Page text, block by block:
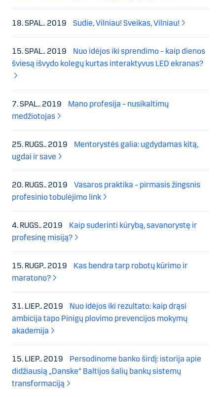
18. SPAL.. 2019 Sudie, Vilniau! Sveikas, Vilniau!
15. SPAL.. 2019
Nuo idėjos iki sprendimo – kaip dienos
šviesą išvydo kolegų kurtas interaktyvus LED ekranas?
7. SPAL.. 2019
Mano profesija – nusikaltimų
medžiotojas
25. RUGS.. 2019
Mentorystės galia: ugdydamas kitą,
ugdai ir save
20. RUGS.. 2019
Vasaros praktika – pirmasis žingsnis
profesinio tobulėjimo link
4. RUGS.. 2019
Kaip suderinti kūrybą, savanorystę ir
profesinę misiją?
15. RUGP.. 2019
Kas bendra tarp robotų kūrimo ir
maratono?
31. LIEP.. 2019
Nuo idėjos iki rezultato: kaip drąsi
ambicija tapo Pinigų plovimo prevencijos mokymų
akademija
15. LIEP.. 2019
Persodinome banko širdį: istorija apie
didžiausią „Danske“ Baltijos šalių bankų sistemų
transformaciją